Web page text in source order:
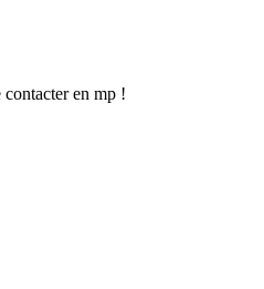
en mp !